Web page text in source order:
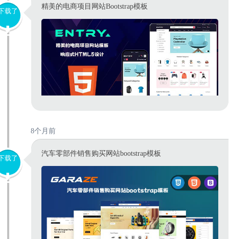
载了
精美的电商项目网站Bootstrap模板
8个月前
载了
汽车零部件销售购买网站bootstrap模板